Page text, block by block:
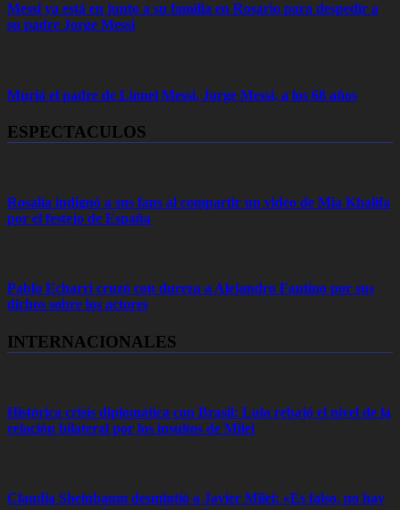
Messi ya está en junto a su familia en Rosario para despedir a
su padre Jorge Messi
Murió el padre de Lionel Messi, Jorge Messi, a los 68 años
ESPECTACULOS
Rosalía indignó a sus fans al compartir un video de Mia Khalifa
por el festejo de España
Pablo Echarri cruzó con dureza a Alejandro Fantino por sus
dichos sobre los actores
INTERNACIONALES
Histórica crisis diplomática con Brasil: Lula rebajó el nivel de la
relación bilateral por los insultos de Milei
Claudia Sheinbaum desmintió a Javier Milei: «Es falso, no hay